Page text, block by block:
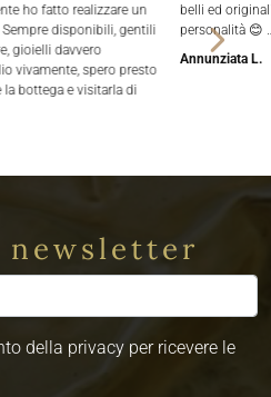
ho fatto realizzare un
disponibili, gentili
gioielli davvero
vivamente, spero presto
bottega e visitarla di
belli ed
personalità 😊
Annunziata L.
della privacy per ricevere le